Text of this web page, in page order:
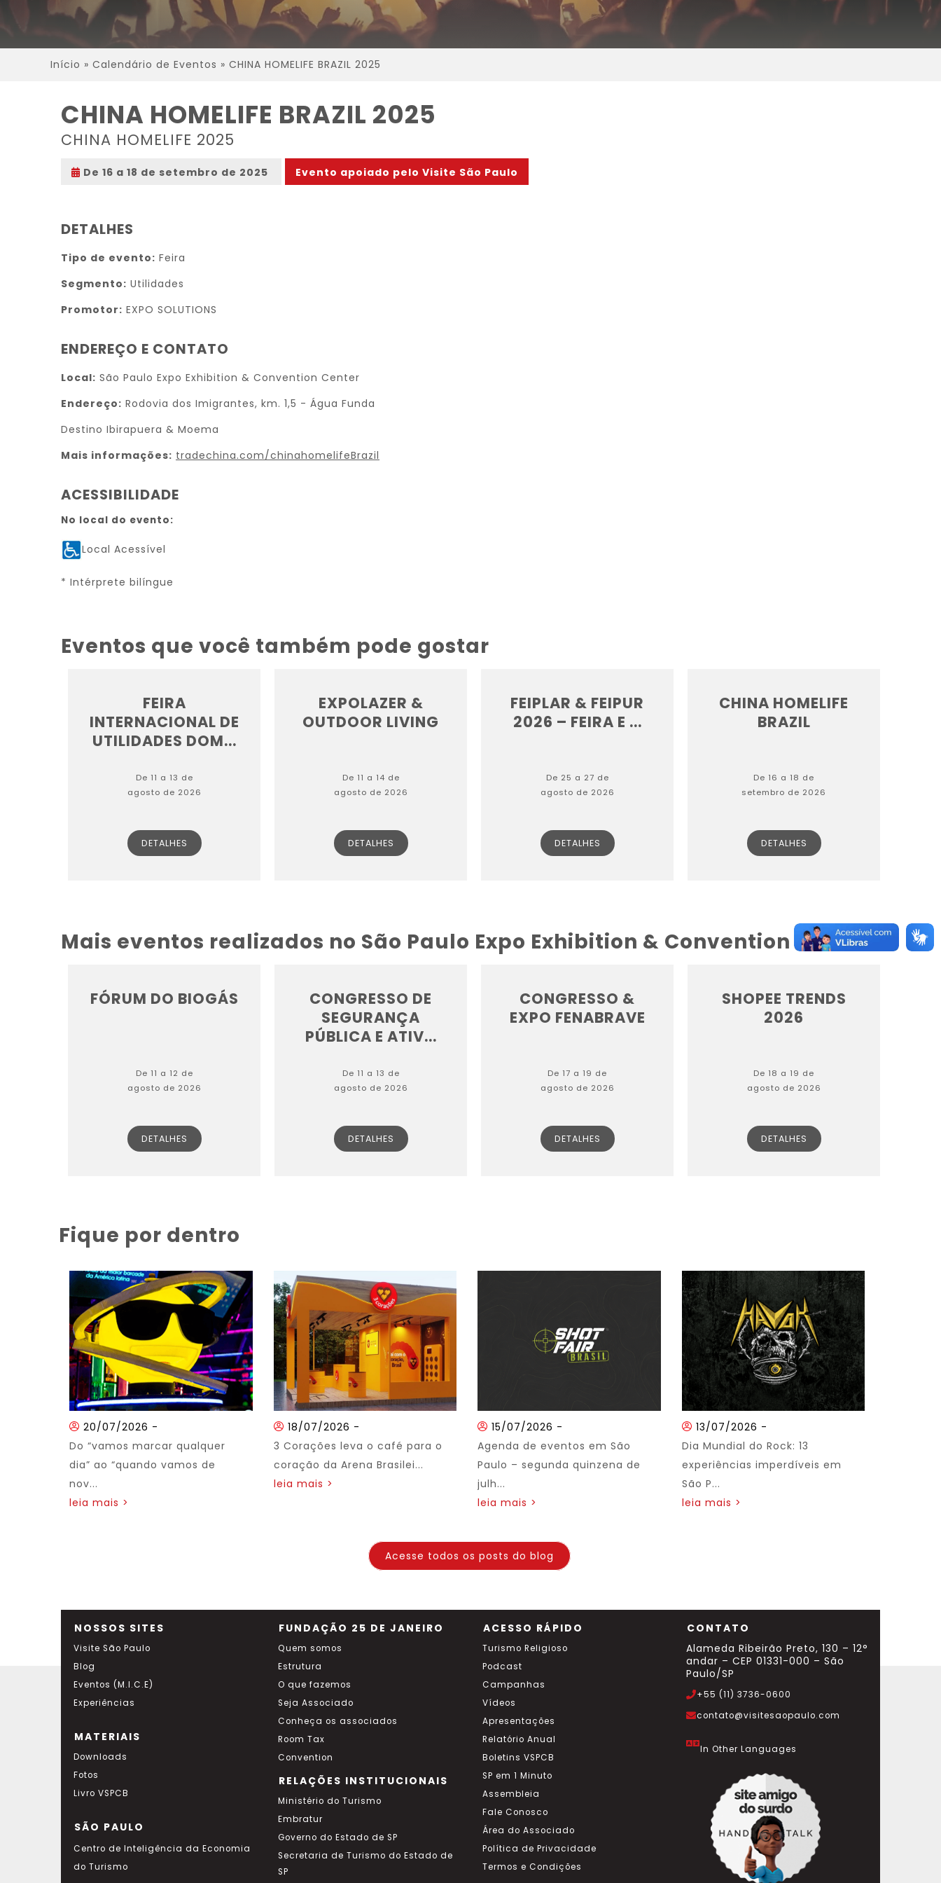
Início » Calendário de Eventos » CHINA HOMELIFE BRAZIL 2025
CHINA HOMELIFE BRAZIL 2025
CHINA HOMELIFE 2025
De 16 a 18 de setembro de 2025 Evento apoiado pelo Visite São Paulo
DETALHES
Tipo de evento: Feira
Segmento: Utilidades
Promotor: EXPO SOLUTIONS
ENDEREÇO E CONTATO
Local: São Paulo Expo Exhibition & Convention Center
Endereço: Rodovia dos Imigrantes, km. 1,5 - Água Funda
Destino Ibirapuera & Moema
Mais informações: tradechina.com/chinahomelifeBrazil
ACESSIBILIDADE
No local do evento:
Local Acessível
* Intérprete bilíngue
Eventos que você também pode gostar
FEIRA
INTERNACIONAL DE
UTILIDADES DOM...
De 11 a 13 de
agosto de 2026
DETALHES
EXPOLAZER &
OUTDOOR LIVING
De 11 a 14 de
agosto de 2026
DETALHES
FEIPLAR & FEIPUR
2026 – FEIRA E ...
De 25 a 27 de
agosto de 2026
DETALHES
CHINA HOMELIFE
BRAZIL
De 16 a 18 de
setembro de 2026
DETALHES
Mais eventos realizados no São Paulo Expo Exhibition & Convention Center
FÓRUM DO BIOGÁS
De 11 a 12 de
agosto de 2026
DETALHES
CONGRESSO DE
SEGURANÇA
PÚBLICA E ATIV...
De 11 a 13 de
agosto de 2026
DETALHES
CONGRESSO &
EXPO FENABRAVE
De 17 a 19 de
agosto de 2026
DETALHES
SHOPEE TRENDS
2026
De 18 a 19 de
agosto de 2026
DETALHES
Fique por dentro
20/07/2026 -
Do “vamos marcar qualquer
dia” ao “quando vamos de
nov...
leia mais >
18/07/2026 -
3 Corações leva o café para o
coração da Arena Brasilei...
leia mais >
15/07/2026 -
Agenda de eventos em São
Paulo – segunda quinzena de
julh...
leia mais >
13/07/2026 -
Dia Mundial do Rock: 13
experiências imperdíveis em
São P...
leia mais >
Acesse todos os posts do blog
NOSSOS SITES
Visite São Paulo
Blog
Eventos (M.I.C.E)
Experiências
MATERIAIS
Downloads
Fotos
Livro VSPCB
SÃO PAULO
Centro de Inteligência da Economia
do Turismo
FUNDAÇÃO 25 DE JANEIRO
Quem somos
Estrutura
O que fazemos
Seja Associado
Conheça os associados
Room Tax
Convention
RELAÇÕES INSTITUCIONAIS
Ministério do Turismo
Embratur
Governo do Estado de SP
Secretaria de Turismo do Estado de
SP
ACESSO RÁPIDO
Turismo Religioso
Podcast
Campanhas
Vídeos
Apresentações
Relatório Anual
Boletins VSPCB
SP em 1 Minuto
Assembleia
Fale Conosco
Área do Associado
Política de Privacidade
Termos e Condições
CONTATO
Alameda Ribeirão Preto, 130 – 12°
andar – CEP 01331-000 – São
Paulo/SP
+55 (11) 3736-0600
contato@visitesaopaulo.com
In Other Languages